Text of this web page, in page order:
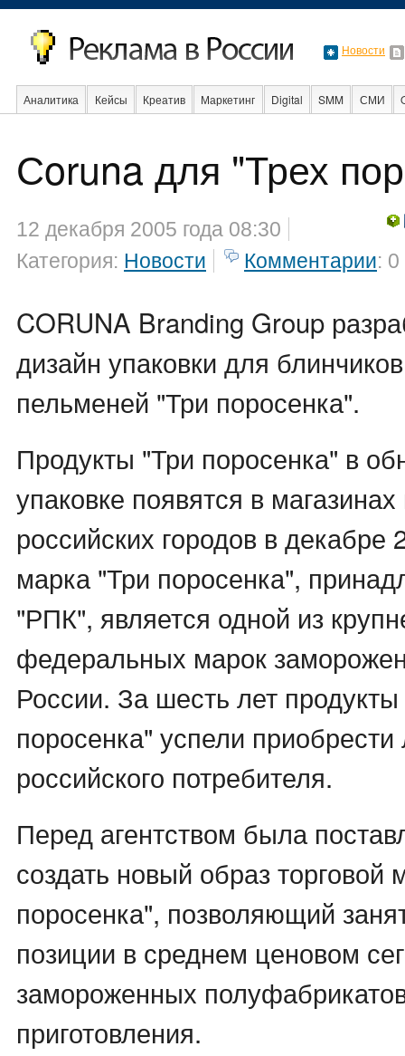
Новости
Аналитика Кейсы Креатив Маркетинг Digital SMM СМИ
Сoruna для "Трех
12 декабря 2005 года 08:30
Категория: Новости Комментарии: 0
CORUNA Branding Group
дизайн упаковки для
пельменей "Три поросенка".
Продукты "Три поросенка" в
упаковке появятся в
российских городов в декабре
марка "Три поросенка",
"РПК", является одной из
федеральных марок
России. За шесть лет
поросенка" успели приобрести
российского потребителя.
Перед агентством была
создать новый образ торговой
поросенка", позволяющий
позиции в среднем ценовом
замороженных
приготовления.